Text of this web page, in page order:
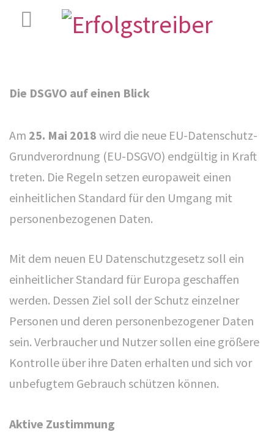
Die DSGVO auf einen Blick
Am 25. Mai 2018 wird die neue EU-Datenschutz-
Grundverordnung (EU-DSGVO) endgültig in Kraft
treten. Die Regeln setzen europaweit einen
einheitlichen Standard für den Umgang mit
personenbezogenen Daten.
Mit dem neuen EU Datenschutzgesetz soll ein
einheitlicher Standard für Europa geschaffen
werden. Dessen Ziel soll der Schutz einzelner
Personen und deren personenbezogener Daten
sein. Verbraucher und Nutzer sollen eine größere
Kontrolle über ihre Daten erhalten und sich vor
unbefugtem Gebrauch schützen können.
Aktive Zustimmung